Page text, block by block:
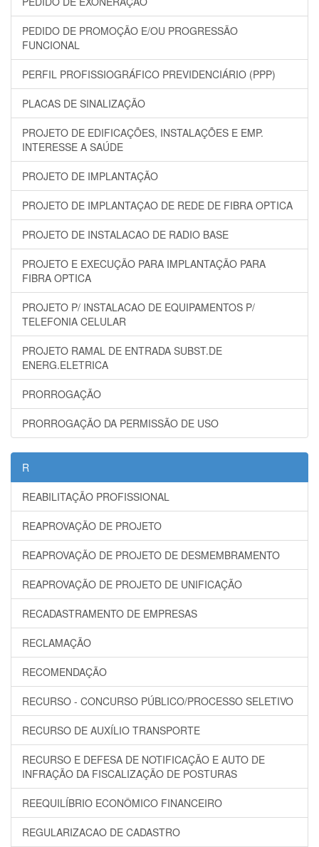
PEDIDO DE PROMOÇÃO E/OU PROGRESSÃO
FUNCIONAL
PERFIL PROFISSIOGRÁFICO PREVIDENCIÁRIO (PPP)
PLACAS DE SINALIZAÇÃO
PROJETO DE EDIFICAÇÕES, INSTALAÇÕES E EMP.
INTERESSE A SAÚDE
PROJETO DE IMPLANTAÇÃO
PROJETO DE IMPLANTAÇAO DE REDE DE FIBRA OPTICA
PROJETO DE INSTALACAO DE RADIO BASE
PROJETO E EXECUÇÃO PARA IMPLANTAÇÃO PARA
FIBRA OPTICA
PROJETO P/ INSTALACAO DE EQUIPAMENTOS P/
TELEFONIA CELULAR
PROJETO RAMAL DE ENTRADA SUBST.DE
ENERG.ELETRICA
PRORROGAÇÃO
PRORROGAÇÃO DA PERMISSÃO DE USO
R
REABILITAÇÃO PROFISSIONAL
REAPROVAÇÃO DE PROJETO
REAPROVAÇÃO DE PROJETO DE DESMEMBRAMENTO
REAPROVAÇÃO DE PROJETO DE UNIFICAÇÃO
RECADASTRAMENTO DE EMPRESAS
RECLAMAÇÃO
RECOMENDAÇÃO
RECURSO - CONCURSO PÚBLICO/PROCESSO SELETIVO
RECURSO DE AUXÍLIO TRANSPORTE
RECURSO E DEFESA DE NOTIFICAÇÃO E AUTO DE
INFRAÇÃO DA FISCALIZAÇÃO DE POSTURAS
REEQUILÍBRIO ECONÔMICO FINANCEIRO
REGULARIZACAO DE CADASTRO